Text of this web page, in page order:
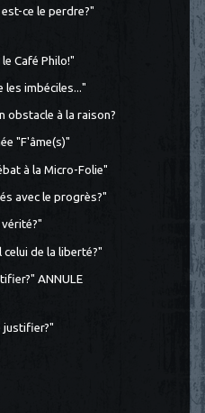
ce le perdre?"
Café Philo!"
les imbéciles..."
obstacle à la raison?
"F'âme(s)"
à la Micro-Folie"
avec le progrès?"
de la liberté?"
ANNULE
justifier?"